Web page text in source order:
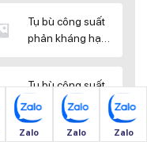
Tụ bù công suất
phản kháng hạ
Tụ bù công suất
phản kháng hạ
thế SINO
Zalo Zalo Zalo